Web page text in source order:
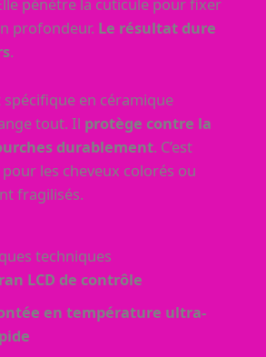
pénètre la cuticule pour fixer
profondeur. Le résultat dure
.
en céramique
tout. Il protège contre la
durablement. C’est
pour les cheveux colorés ou
fragilisés.
techniques
LCD de contrôle
en température ultra-